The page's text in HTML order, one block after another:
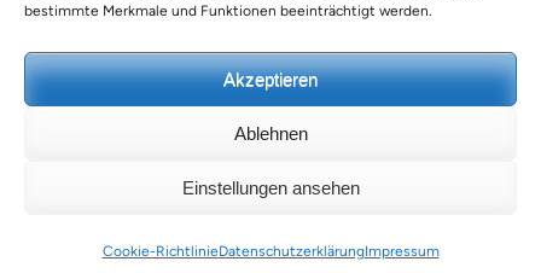
bestimmte Merkmale und Funktionen beeinträchtigt werden.
Akzeptieren
Ablehnen
Einstellungen ansehen
Cookie-RichtlinieDatenschutzerklärungImpressum
Education Zone | Entwickelt von
von WordPress. Datenschutzerklärung